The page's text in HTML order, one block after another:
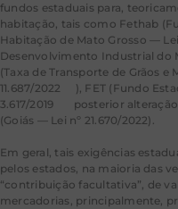
fundos estaduais para,
habitação, tais como Fethab
Habitação de Mato Grosso —
Desenvolvimento Industrial do
(Taxa de Transporte de Grãos
11.687/2022
), FET (Fundo
3.617/2019
posterior
(Goiás — Lei nº 21.670/2022).
Em geral, tais exigências
pelos estados, na maioria das
“contribuição facultativa”, de
mercadorias, principalmente,